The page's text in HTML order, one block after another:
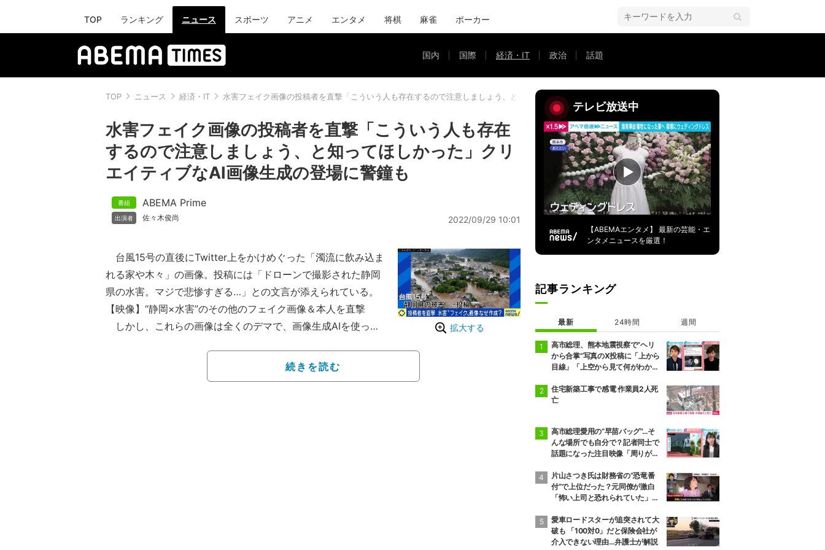
TOP ランキング ニュース スポーツ アニメ エンタメ 将棋 麻雀 ポーカー
国内 国際 経済・IT 政治 話題
TOP ニュース 経済・IT 水害フェイク画像の投稿者を直撃「こういう人も存在するので注意しましょう、と知ってほしかった」クリエイティブなAI画像生成の登場に警鐘も
水害フェイク画像の投稿者を直撃「こういう人も存在
するので注意しましょう、と知ってほしかった」クリ
エイティブなAI画像生成の登場に警鐘も
ABEMA Prime
佐々木俊尚 2022/09/29 10:01
拡大する
台風15号の直後にTwitter上をかけめぐった「濁流に飲み込ま
れる家や木々」の画像。投稿には「ドローンで撮影された静岡
県の水害。マジで悲惨すぎる…」との文言が添えられている。
【映像】“静岡×水害”のその他のフェイク画像＆本人を直撃
しかし、これらの画像は全くのデマで、画像生成AIを使って
ちまち拡散されて批判が殺到する事態に。
画像を作成した投稿者は騒動を謝罪。一方で、「ろくに確か
続きを読む
テレビ放送中
【ABEMAエンタメ】 最新の芸能・エ
ンタメニュースを厳選！
記事ランキング
最新 24時間 週間
高市総理、熊本地震視察で“ヘリ
から合掌”写真のX投稿に「上から
目線」「上空から見て何がわか
副編集長は「SNSでの見せ方を配
慮する時代」と指摘
住宅新築工事で感電 作業員2人死
亡
高市総理愛用の“早苗バッグ”…そ
んな場所でも自分で？記者同士で
話題になった注目映像「周りが持
も…」
片山さつき氏は財務省の“恐竜番
付”で上位だった？元同僚が激白
「怖い上司と恐れられていた」
愛車ロードスターが追突されて大
破も 「100対0」だと保険会社が
介入できない理由…弁護士が解説